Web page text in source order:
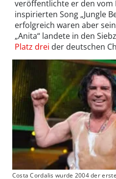
veröffentlichte er den vom
inspirierten Song „Jungle
erfolgreich waren aber
„Anita“ landete in den
Platz drei der deutschen
Costa Cordalis wurde 2004 der erste